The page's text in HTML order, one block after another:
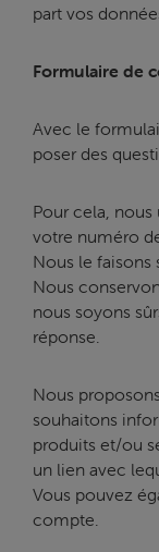
part vos
Formulaire de
Avec le
poser des
Pour cela, nous
votre numéro
Nous le faisons
Nous
nous soyons
réponse.
Nous
souhaitons
produits et/ou
un lien avec
Vous pouvez
compte.